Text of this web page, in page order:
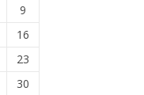
9
16
23
30